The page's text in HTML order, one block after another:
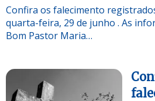
Confira os falecimento
quarta-feira, 29 de junho . As
Bom Pastor Maria…